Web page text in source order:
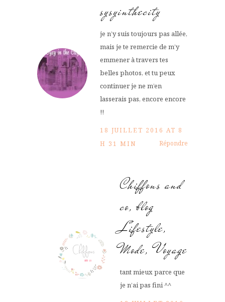
sysyinthecity
je n’y suis toujours pas allée,
mais je te remercie de m’y
emmener à travers tes
belles photos, et tu peux
continuer je ne m’en
lasserais pas, encore encore
!!
18 JUILLET 2016 AT 8
H 31 MIN
Répondre
Chiffons and
co, blog
Lifestyle,
Mode, Voyage
tant mieux parce que
je n’ai pas fini ^^